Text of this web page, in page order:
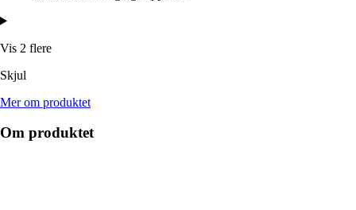
Vis 2 flere
Skjul
Mer om produktet
Om produktet